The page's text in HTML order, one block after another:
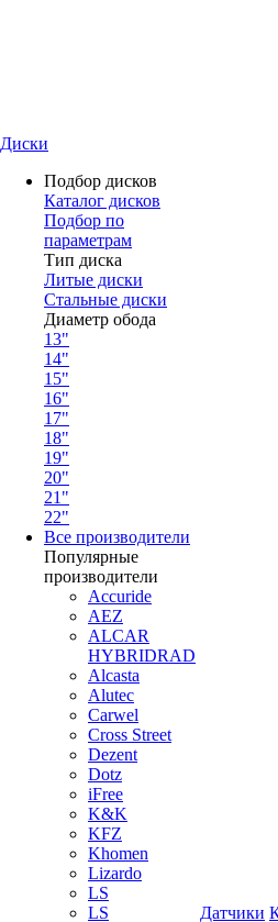
Диски
Подбор дисков
Каталог дисков
Подбор по
параметрам
Тип диска
Литые диски
Стальные диски
Диаметр обода
13"
14"
15"
16"
17"
18"
19"
20"
21"
22"
Все производители
Популярные
производители
Accuride
AEZ
ALCAR
HYBRIDRAD
Alcasta
Alutec
Carwel
Cross Street
Dezent
Dotz
iFree
K&K
KFZ
Khomen
Lizardo
LS
LS
Датчики